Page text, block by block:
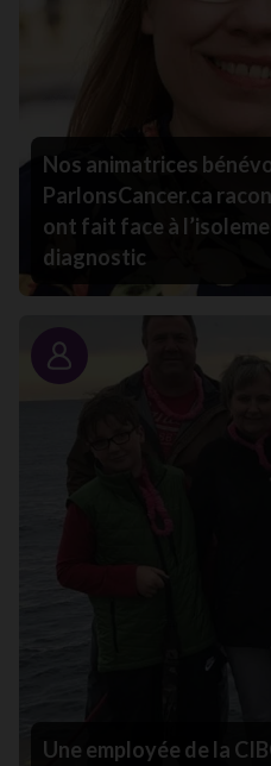
Nos animatrices
ParlonsCancer.ca
ont fait face à
diagnostic
Portrait
Une employée de la